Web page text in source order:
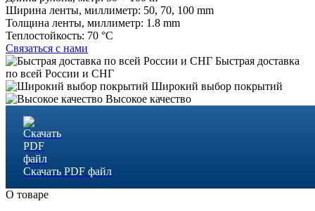
Ширина ленты, миллиметр: 50, 70, 100 mm
Толщина ленты, миллиметр: 1.8 mm
Теплостойкость: 70 °C
Связаться с нами
Быстрая доставка
по всей России и СНГ
Широкий выбор покрытий
Высокое качество
Скачать PDF файл
О товаре